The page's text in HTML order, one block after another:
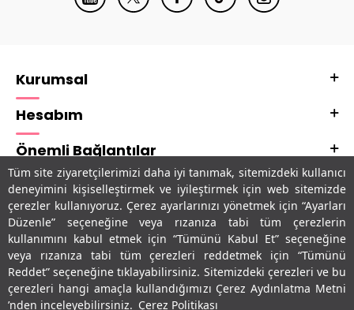
Tüm site ziyaretçilerimizi daha iyi tanımak, sitemizdeki kullanıcı
deneyimini kişiselleştirmek ve iyileştirmek için web sitemizde
çerezler kullanıyoruz. Çerez ayarlarınızı yönetmek için “Ayarları
Düzenle” seçeneğine veya rızanıza tabi tüm çerezlerin
kullanımını kabul etmek için “Tümünü Kabul Et” seçeneğine
veya rızanıza tabi tüm çerezleri reddetmek için “Tümünü
Reddet” seçeneğine tıklayabilirsiniz. Sitemizdeki çerezleri ve bu
çerezleri hangi amaçla kullandığımızı Çerez Aydınlatma Metni
’nden inceleyebilirsiniz. Çerez Politikası
Kurumsal
Hesabım
Önemli Bağlantılar
Adres & İletişim
Uygulamalarımız